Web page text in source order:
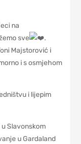
na
sve
.
Majstorović i
i s osmjehom
i lijepim
Slavonskom
u Gardaland